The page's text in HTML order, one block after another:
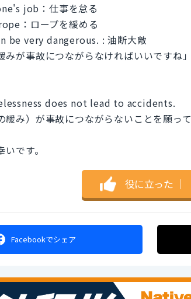
job：仕事を怠る
：ロープを緩める
be very dangerous. : 油断大敵
みが事故につながらなければいいですね
does not lead to accidents.
緩み）が事故につながらないことを願って
です。
役に立った ｜
Facebookでシェア